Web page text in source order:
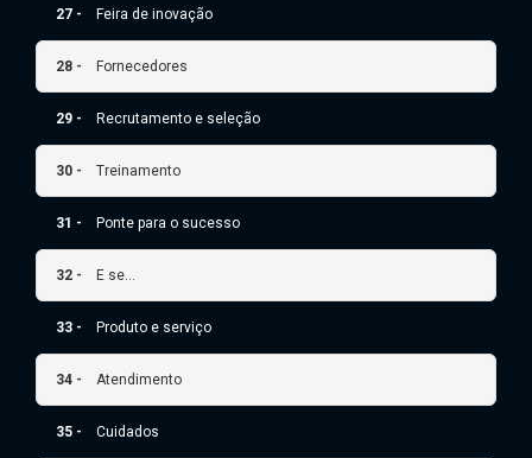
27 - Feira de inovação
28 - Fornecedores
29 - Recrutamento e seleção
30 - Treinamento
31 - Ponte para o sucesso
32 - E se...
33 - Produto e serviço
34 - Atendimento
35 - Cuidados